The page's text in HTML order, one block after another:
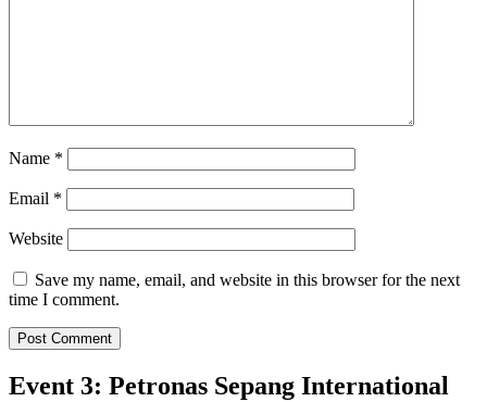
Name *
Email *
Website
Save my name, email, and website in this browser for the next
time I comment.
Event 3: Petronas Sepang International